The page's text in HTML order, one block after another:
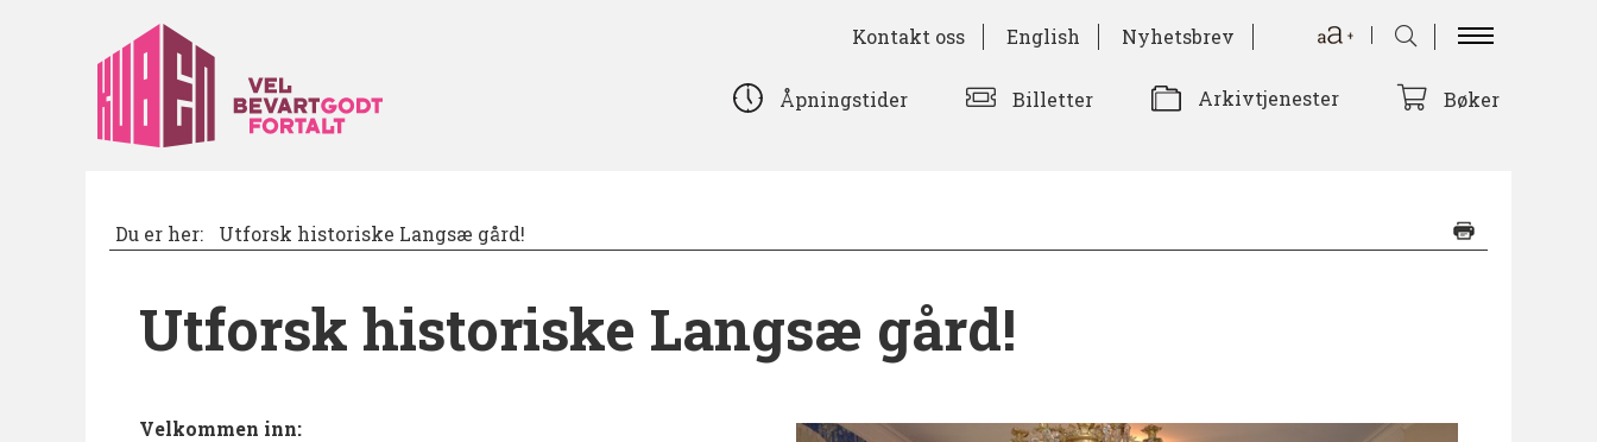
Kontakt oss English Nyhetsbrev
Åpningstider Billetter Arkivtjenester Bøker
Du er her: Utforsk historiske Langsæ gård!
Utforsk historiske Langsæ gård!
Velkommen inn: